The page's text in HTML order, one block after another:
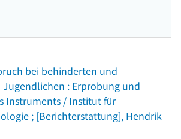
bei behinderten und
: Erprobung und
Instruments / Institut für
; [Berichterstattung], Hendrik